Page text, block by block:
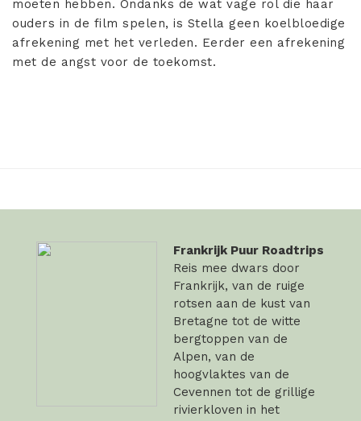
moeten hebben. Ondanks de wat vage rol die haar
ouders in de film spelen, is Stella geen koelbloedige
afrekening met het verleden. Eerder een afrekening
met de angst voor de toekomst.
Frankrijk Puur Roadtrips
Reis mee dwars door
Frankrijk, van de ruige
rotsen aan de kust van
Bretagne tot de witte
bergtoppen van de
Alpen, van de
hoogvlaktes van de
Cevennen tot de grillige
rivierkloven in het